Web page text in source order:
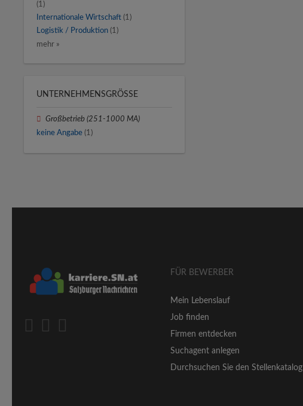
(1)
Internationale Wirtschaft (1)
Logistik / Produktion (1)
mehr »
UNTERNEHMENSGRÖSSE
Großbetrieb (251-1000 MA)
keine Angabe (1)
FÜR BEWERBER
Mein Lebenslauf
Job finden
Firmen entdecken
Suchagent anlegen
Durchsuchen Sie den Stellenkatalog